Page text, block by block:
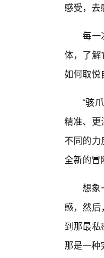
感受，去
每一
体，了解
如何取悦
“骇
精准、更
不同的
全新的冒
想象
感，然
到那最
那是一种